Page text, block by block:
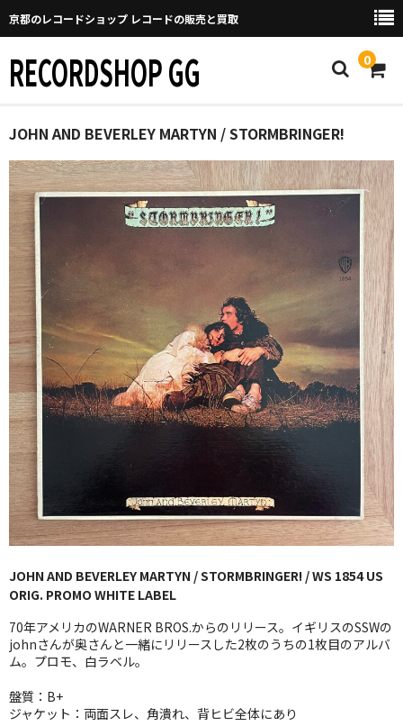
京都のレコードショップ レコードの販売と買取
RECORDSHOP GG 0
Home
マイページ
GGについて
買取について
取り置きなどについて
Categories
New Arrivals
新譜
GG RECORD （当店のレーベル）
全商品
JAZZ-US
BLUE NOTE
JAZZ-EU
JAZZ-JP
JAZZ-VOCAL
J-POP
JOHN AND BEVERLEY MARTYN / STORMBRINGER!
JOHN AND BEVERLEY MARTYN / STORMBRINGER! / WS 1854 US
ORIG. PROMO WHITE LABEL
70年アメリカのWARNER BROS.からのリリース。イギリスのSSWの
johnさんが奥さんと一緒にリリースした2枚のうちの1枚目のアルバ
ム。プロモ、白ラベル。
盤質：B+
ジャケット：両面スレ、角潰れ、背ヒビ全体にあり